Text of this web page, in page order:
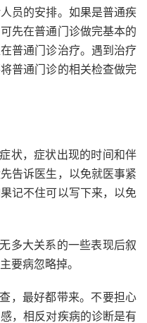
员的安排。如果是普通疾
先在普通门诊做完基本的
普通门诊治疗。遇到治疗
普通门诊的相关检查做完
状，症状出现的时间和伴
告诉医生，以免就医事紧
记不住可以写下来，以免
多大关系的一些表现后叙
要病忽略掉。
，最好都带来。不要担心
，相反对疾病的诊断是有